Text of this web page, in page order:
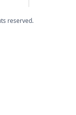
reserved.